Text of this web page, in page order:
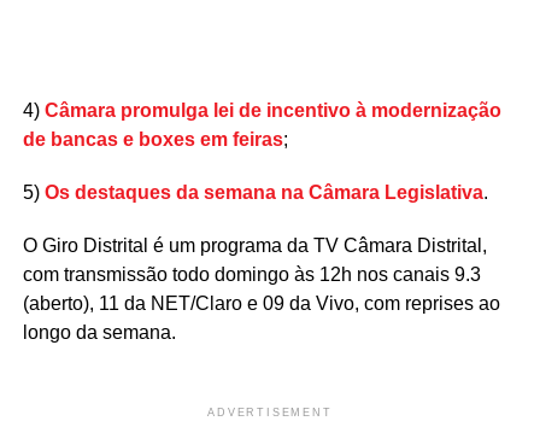
4) Câmara promulga lei de incentivo à modernização
de bancas e boxes em feiras;
5) Os destaques da semana na Câmara Legislativa.
O Giro Distrital é um programa da TV Câmara Distrital,
com transmissão todo domingo às 12h nos canais 9.3
(aberto), 11 da NET/Claro e 09 da Vivo, com reprises ao
longo da semana.
ADVERTISEMENT